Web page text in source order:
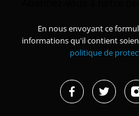
En nous envoyant ce
informations qu'il contient
politique de